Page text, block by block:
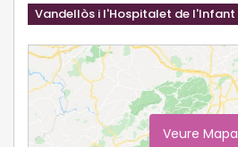
Vandellòs i l'Hospitalet de l'Infant
Veure Mapa